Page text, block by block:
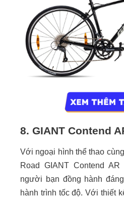
8. GIANT Contend
Với ngoại hình thể thao
Road GIANT Contend
người bạn đồng hành
hành trình tốc độ. Với thiết